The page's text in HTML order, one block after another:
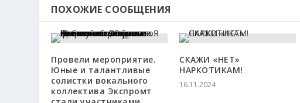
ПОХОЖИЕ СООБЩЕНИЯ
Провели мероприятие.
Юные и талантливые
солистки вокального
коллектива Экспромт
СКАЖИ «НЕТ»
НАРКОТИКАМ!
16.11.2024